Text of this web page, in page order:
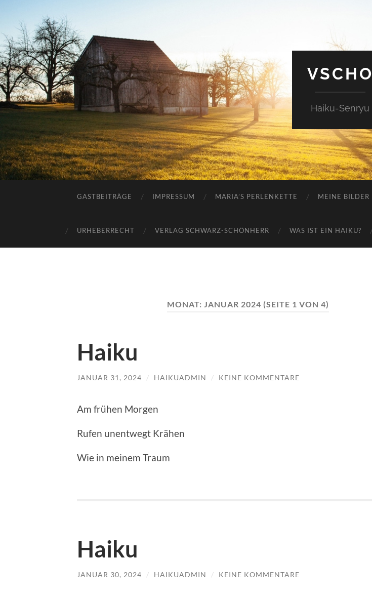
VSCHO
Haiku-Senryu
GASTBEITRÄGE IMPRESSUM MARIA’S PERLENKETTE MEINE BILDER
URHEBERRECHT VERLAG SCHWARZ-SCHÖNHERR WAS IST EIN HAIKU?
MONAT: JANUAR 2024 (SEITE 1 VON 4)
Haiku
JANUAR 31, 2024 / HAIKUADMIN / KEINE KOMMENTARE
Am frühen Morgen
Rufen unentwegt Krähen
Wie in meinem Traum
Haiku
JANUAR 30, 2024 / HAIKUADMIN / KEINE KOMMENTARE